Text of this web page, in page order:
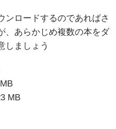
ンロードするのであればさ
、あらかじめ複数の本をダ
しましょう
MB